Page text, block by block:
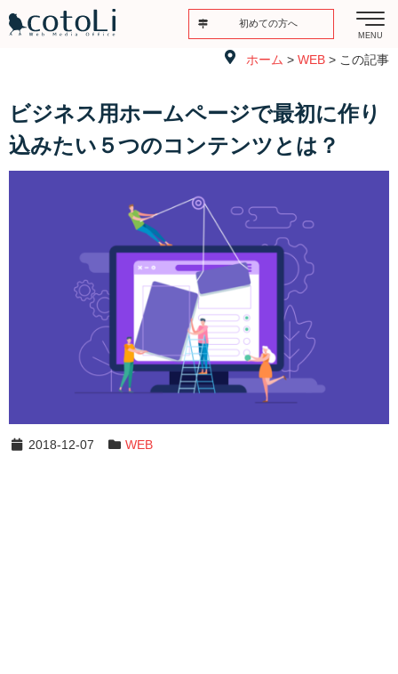
MENU
初めての方へ
ホーム > WEB > この記事
ビジネス用ホームページで最初に作り
込みたい５つのコンテンツとは？
2018-12-07 WEB